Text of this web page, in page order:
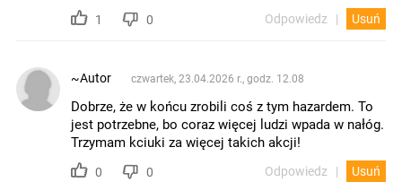
1 0 Odpowiedz Usuń
~Autor czwartek, 23.04.2026 r., godz. 12.08
Dobrze, że w końcu zrobili coś z tym hazardem. To
jest potrzebne, bo coraz więcej ludzi wpada w nałóg.
Trzymam kciuki za więcej takich akcji!
0 0 Odpowiedz Usuń